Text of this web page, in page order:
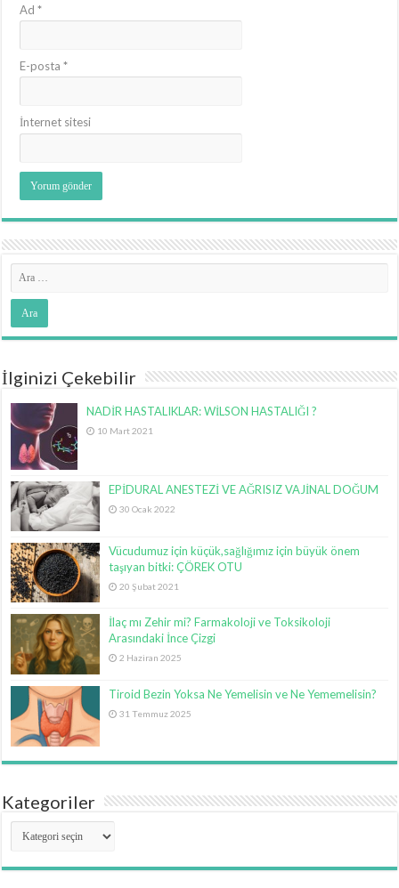
Ad*
E-posta*
İnternet sitesi
İlginizi Çekebilir
NADİR HASTALIKLAR: WİLSON HASTALIĞI ?
10 Mart 2021
EPİDURAL ANESTEZİ VE AĞRISIZ VAJİNAL DOĞUM
30 Ocak 2022
Vücudumuz için küçük,sağlığımız için büyük önem
taşıyan bitki: ÇÖREK OTU
20 Şubat 2021
İlaç mı Zehir mi? Farmakoloji ve Toksikoloji
Arasındaki İnce Çizgi
2 Haziran 2025
Tiroid Bezin Yoksa Ne Yemelisin ve Ne Yememelisin?
31 Temmuz 2025
Kategoriler
Kategoriler